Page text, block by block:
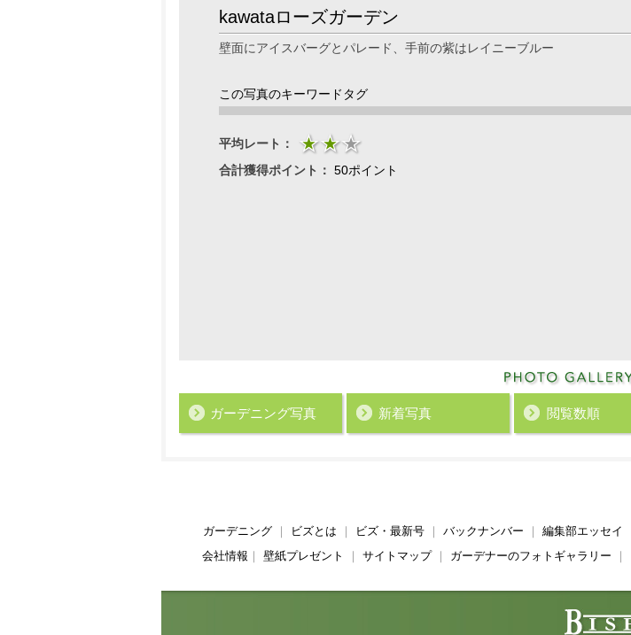
kawataローズガーデン
壁面にアイスバーグとパレード、手前の紫はレイニーブルー
この写真のキーワードタグ
平均レート：
合計獲得ポイント： 50ポイント
ガーデニング写真 新着写真 閲覧数順
ガーデニング｜ ビズとは ビズ・最新号｜ バックナンバー 編集部エッセイ
会社情報
壁紙プレゼント サイトマップ｜ ガーデナーのフォトギャラリー